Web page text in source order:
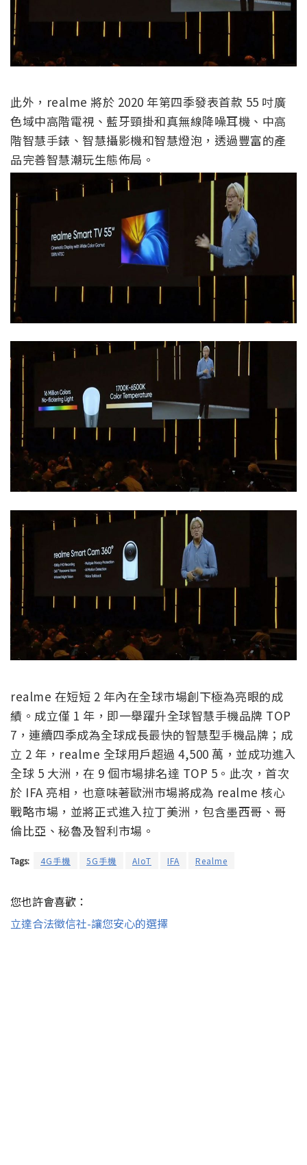
此外，realme 將於 2020 年第四季發表首款 55 吋廣
色域中高階電視、藍牙頸掛和真無線降噪耳機、中高
階智慧手錶、智慧攝影機和智慧燈泡，透過豐富的產
品完善智慧潮玩生態佈局。
realme 在短短 2 年內在全球市場創下極為亮眼的成
績。成立僅 1 年，即一舉躍升全球智慧手機品牌 TOP
7，連續四季成為全球成長最快的智慧型手機品牌；成
立 2 年，realme 全球用戶超過 4,500 萬，並成功進入
全球 5 大洲，在 9 個市場排名達 TOP 5。此次，首次
於 IFA 亮相，也意味著歐洲市場將成為 realme 核心
戰略市場，並將正式進入拉丁美洲，包含墨西哥、哥
倫比亞、秘魯及智利市場。
Tags: 4G手機 5G手機 AIoT IFA Realme
您也許會喜歡：
立達合法徵信社-讓您安心的選擇